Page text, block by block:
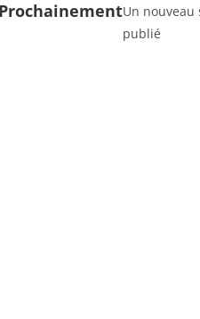
ProchainementUn nouveau
publié